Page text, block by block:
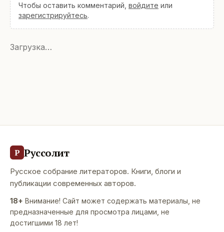
Чтобы оставить комментарий, войдите или
зарегистрируйтесь.
Загрузка…
Р Руссолит
Русское собрание литераторов. Книги, блоги и
публикации современных авторов.
18+ Внимание! Сайт может содержать материалы, не
предназначенные для просмотра лицами, не
достигшими 18 лет!